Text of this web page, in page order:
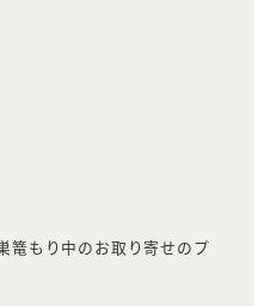
篭もり中のお取り寄せのプ